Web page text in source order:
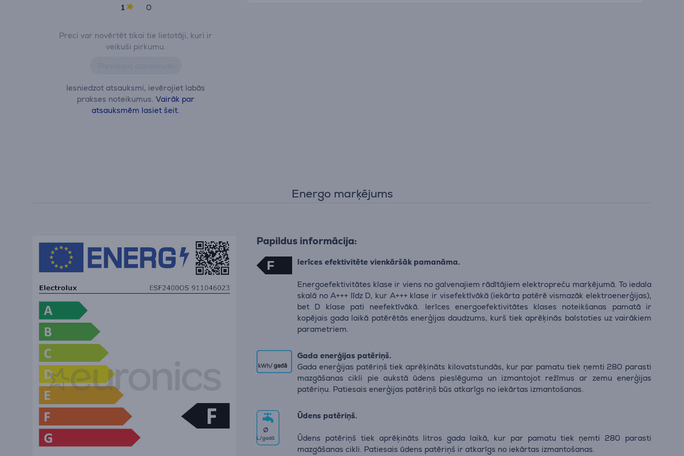
1
0
Preci var novērtēt tikai tie lietotāji, kuri ir
veikuši pirkumu.
Iesniedzot atsauksmi, ievērojiet labās
prakses noteikumus.Vairāk par
atsauksmēm lasiet šeit.
Energo marķējums
Papildus informācija:
F Ierīces efektivitēte vienkāršāk pamanāma.
Energoefektivitātes klase ir viens no galvenajiem rādītājiem elektropreču marķējumā. To iedala
skalā no A+++ līdz D, kur A+++ klase ir visefektīvākā (iekārta patērē vismazāk elektroenerģijas),
bet D klase pati neefektīvākā. Ierīces energoefektivitātes klases noteikšanas pamatā ir
kopējais gada laikā patērētās enerģijas daudzums, kurš tiek aprēķinās balstoties uz vairākiem
parametriem.
Gada enerģijas patēriņš.
Gada enerģijas patēriņš tiek aprēķināts kilovatstundās, kur par pamatu tiek ņemti 280 parasti
mazgāšanas cikli pie aukstā ūdens pieslēguma un izmantojot režīmus ar zemu enerģijas
patēriņu. Patiesais enerģijas patēriņš būs atkarīgs no iekārtas izmantošanas.
∅
L/gadā
Ūdens patēriņš.
Ūdens patēriņš tiek aprēķināts litros gada laikā, kur par pamatu tiek ņemti 280 parasti
mazgāšanas cikli. Patiesais ūdens patēriņš ir atkarīgs no iekārtas izmantošanas.